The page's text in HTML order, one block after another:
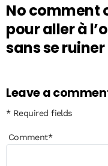
No comment
pour aller à
sans se
Leave a
* Required fields
Comment*